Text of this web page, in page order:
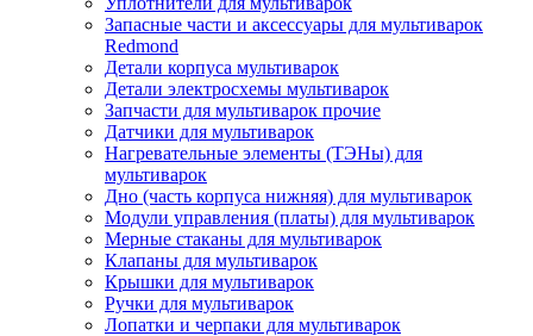
Запасные части и аксессуары для мультиварок
Redmond
Детали корпуса мультиварок
Детали электросхемы мультиварок
Запчасти для мультиварок прочие
Датчики для мультиварок
Нагревательные элементы (ТЭНы) для
мультиварок
Дно (часть корпуса нижняя) для мультиварок
Модули управления (платы) для мультиварок
Мерные стаканы для мультиварок
Клапаны для мультиварок
Крышки для мультиварок
Ручки для мультиварок
Лопатки и черпаки для мультиварок